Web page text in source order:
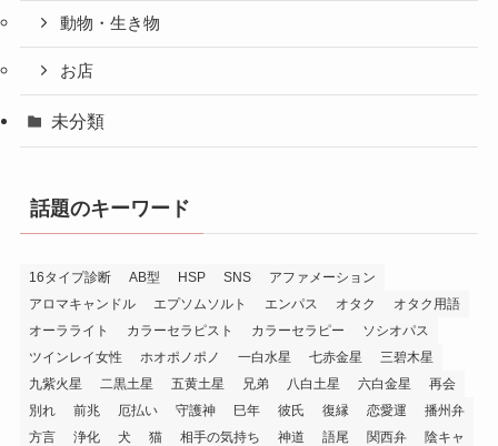
動物・生き物
お店
未分類
話題のキーワード
16タイプ診断 AB型 HSP SNS
アファメーション
アロマキャンドル
エプソムソルト エンパス オタク
オタク用語
オーラライト
カラーセラピスト カラーセラピー
ソシオパス
ツインレイ女性
ホオポノポノ 一白水星 七赤金星
三碧木星
九紫火星
二黒土星 五黄土星 兄弟 八白土星 六白金星
再会
別れ
前兆 厄払い 守護神 巳年 彼氏 復縁 恋愛運
播州弁
方言
浄化 犬 猫 相手の気持ち 神道 語尾 関西弁 陰キャ